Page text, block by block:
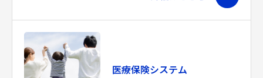
医療保険システム